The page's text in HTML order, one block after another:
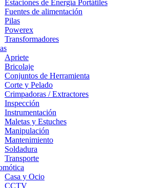
Estaciones de Energía Portátiles
Fuentes de alimentación
Pilas
Powerex
Transformadores
Apriete
Bricolaje
Conjuntos de Herramienta
Corte y Pelado
Crimpadoras / Extractores
Inspección
Instrumentación
Maletas y Estuches
Manipulación
Mantenimiento
Soldadura
Transporte
Casa y Ocio
CCTV